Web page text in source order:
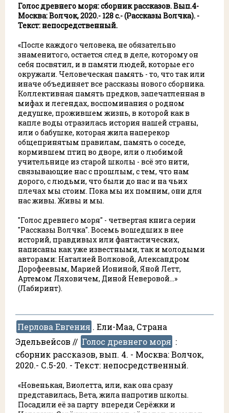
Голос древнего моря: сборник рассказов. Вып.4-
Москва: Волчок, 2020.- 128 с.- (Рассказы Волчка). -
Текст: непосредственный.
«После каждого человека, не обязательно
знаменитого, остается след в деле, которому он
себя посвятил, и в памяти людей, которые его
окружали. Человеческая память - то, что так или
иначе объединяет все рассказы нового сборника.
Коллективная память предков, запечатленная в
мифах и легендах, воспоминания о родном
дедушке, прожившем жизнь, в которой как в
капле воды отразилась история нашей страны,
или о бабушке, которая жила наперекор
общепринятым правилам, память о соседе,
кормившем птиц во дворе, или о любимой
учительнице из старой школы - всё это нити,
связывающие нас с прошлым, с тем, что нам
дорого, с людьми, что были до нас и на чьих
плечах мы стоим. Пока мы их помним, они для
нас живы. Живы и мы.
"Голос древнего моря" - четвертая книга серии
"Рассказы Волчка". Восемь вошедших в нее
историй, правдивых или фантастических,
написаны как уже известными, так и молодыми
авторами: Наталией Волковой, Александром
Дорофеевым, Марией Иониной, Яной Летт,
Артемом Ляховичем, Диной Неверовой...»
(Лабиринт).
Перлова Евгения . Ели-Маа, Страна
Эдельвейсов // Голос древнего моря :
сборник рассказов, вып. 4. - Москва: Волчок,
2020.- С.5-20. - Текст: непосредственный.
«Новенькая, Виолетта, или, как она сразу
представилась, Вета, жила напротив школы.
Посадили её за парту впереди Серёжки и